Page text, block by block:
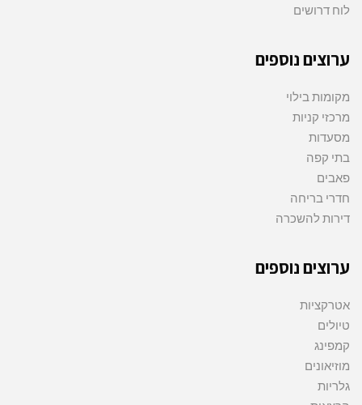
לוח דרושים
ערוצים נוספים
מקומות בילוי
מרכזי קניות
מסעדות
בתי קפה
פאבים
חדרי בריחה
דירות להשכרה
ערוצים נוספים
אטרקציות
טיולים
קמפינג
מוזיאונים
גלריות